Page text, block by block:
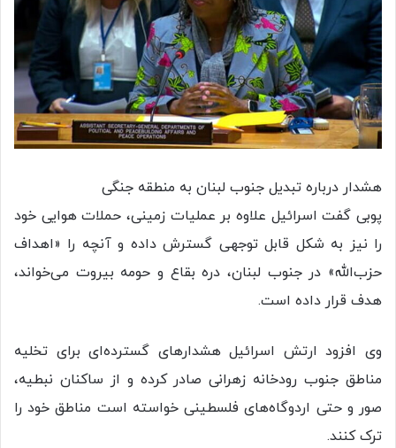
هشدار درباره تبدیل جنوب لبنان به منطقه جنگی
پوبی گفت اسرائیل علاوه بر عملیات زمینی، حملات هوایی خود
را نیز به شکل قابل توجهی گسترش داده و آنچه را «اهداف
حزب‌الله» در جنوب لبنان، دره بقاع و حومه بیروت می‌خواند،
هدف قرار داده است.
وی افزود ارتش اسرائیل هشدارهای گسترده‌ای برای تخلیه
مناطق جنوب رودخانه زهرانی صادر کرده و از ساکنان نبطیه،
صور و حتی اردوگاه‌های فلسطینی خواسته است مناطق خود را
ترک کنند.